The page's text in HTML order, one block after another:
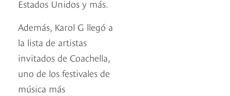
Estados Unidos y más.
Además, Karol G llegó a
la lista de artistas
invitados de Coachella,
uno de los festivales de
música más